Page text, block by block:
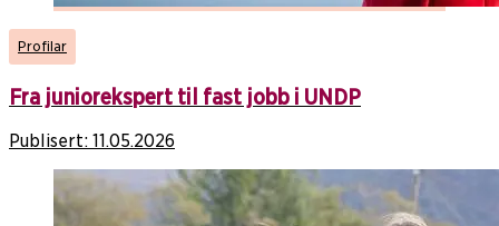
Profilar
Fra juniorekspert til fast jobb i UNDP
Publisert: 11.05.2026